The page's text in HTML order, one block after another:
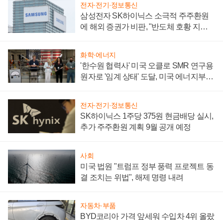
전자·전기·정보통신
삼성전자 SK하이닉스 소극적 주주환원
에 해외 증권가 비판, "반도체 호황 지속
화학·에너지
'한수원 협력사' 미국 오클로 SMR 연구용
원자로 '임계 상태' 도달, 미국 에너지부
전자·전기·정보통신
SK하이닉스 1주당 375원 현금배당 실시,
추가 주주환원 계획 9월 공개 예정
사회
미국 법원 "트럼프 정부 풍력 프로젝트 동
결 조치는 위법", 해제 명령 내려
자동차·부품
BYD코리아 가격 앞세워 수입차 4위 올랐